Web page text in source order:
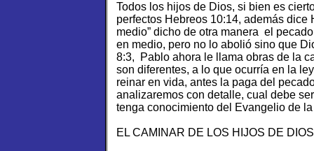
Todos los hijos de Dios, si bien es
perfectos Hebreos 10:14, además dice
medio” dicho de otra manera el
en medio, pero no lo abolió sino que
8:3, Pablo ahora le llama obras de la
son diferentes, a lo que ocurría en la
reinar en vida, antes la paga del
analizaremos con detalle, cual debe
tenga conocimiento del Evangelio de
EL CAMINAR DE LOS HIJOS DE